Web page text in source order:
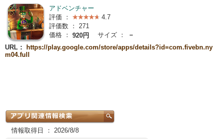
アドベンチャー
評価 ：
4.7
評価数 ： 271
価格 ： 920円 サイズ ：
－
URL：
https://play.google.com/store/apps/details?id=com.fivebn.ny
m04.full
情報取得日 ： 2026/8/8